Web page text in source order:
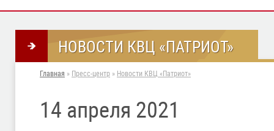
НОВОСТИ КВЦ «ПАТРИОТ»
Главная » Пресс-центр » Новости КВЦ «Патриот»
14 апреля 2021